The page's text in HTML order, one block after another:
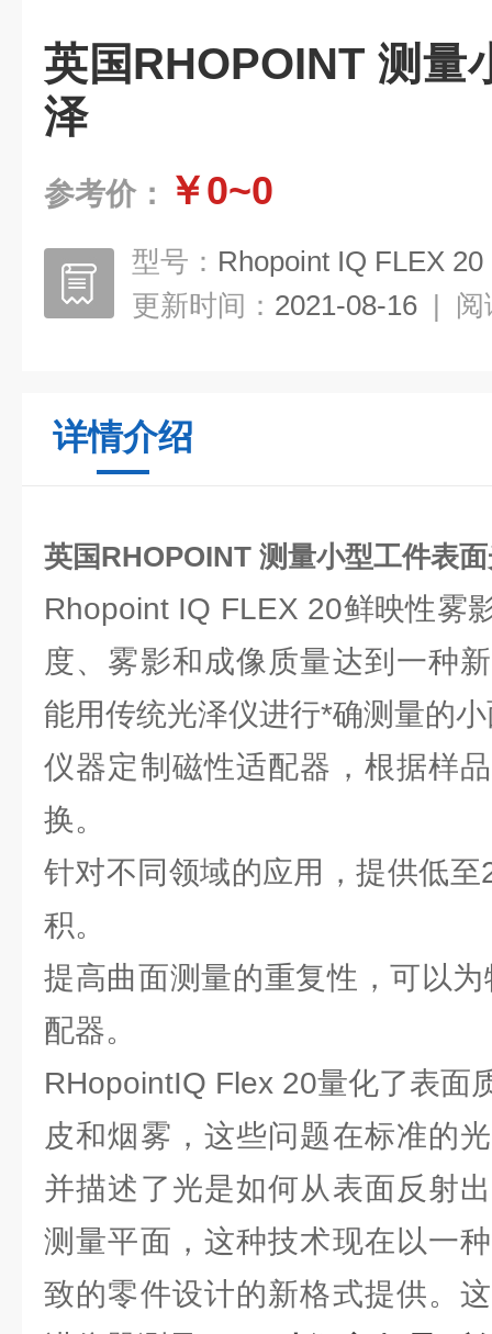
英国RHOPOINT 测量
泽
参考价： ￥0~0
型号： Rhopoint IQ FLEX 20
更新时间： 2021-08-16 | 阅
详情介绍
英国RHOPOINT 测量小型工件表
Rhopoint IQ FLEX 20鲜映性雾
度、雾影和成像质量达到一种
能用传统光泽仪进行*确测量的
仪器定制磁性适配器，根据样
换。
针对不同领域的应用，提供低
积。
提高曲面测量的重复性，可以
配器。
RHopointIQ Flex 20量化了表面
皮和烟雾，这些问题在标准的
并描述了光是如何从表面反射
测量平面，这种技术现在以一
致的零件设计的新格式提供。